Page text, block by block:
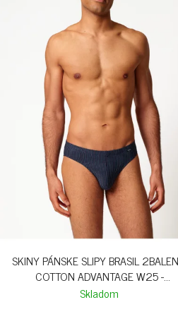
SKINY PÁNSKE SLIPY BRASIL
COTTON ADVANTAGE W25 -
EVENINGSTRIPES
Skladom